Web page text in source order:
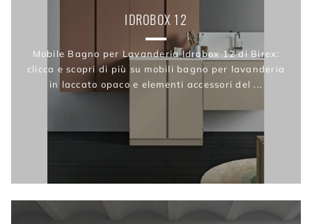
IDROBOX 12
Mobile Bagno per Lavanderia Idrobox 12 di Birex:
clicca e scopri di più su mobili bagno per lavanderia
in laccato opaco e elementi accessori del ...